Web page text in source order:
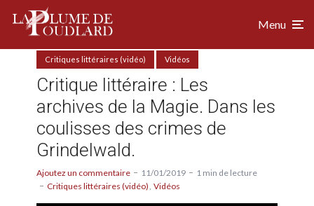
Menu
Critiques littéraires (vidéo) Vidéos
Critique littéraire : Les
archives de la Magie. Dans les
coulisses des crimes de
Grindelwald.
Ajoutez un commentaire 11/01/2019
1 min de lecture
Critiques littéraires (vidéo) Vidéos